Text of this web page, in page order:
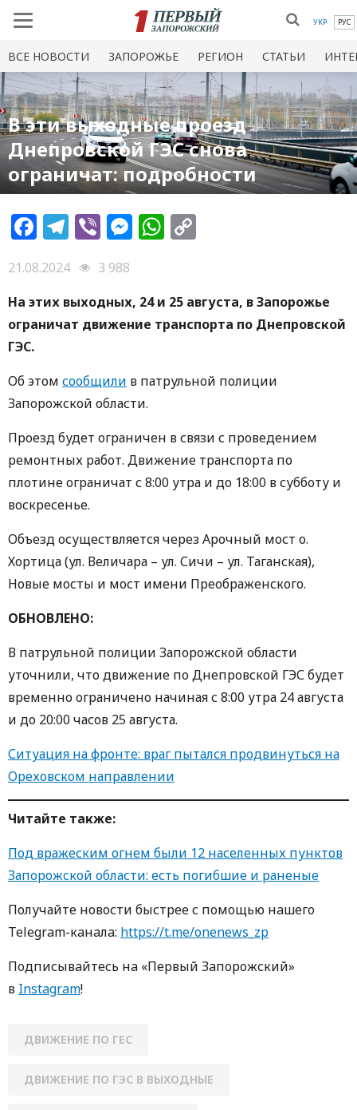
УКР РУС
ВСЕ НОВОСТИ ЗАПОРОЖЬЕ РЕГИОН СТАТЬИ
В эти выходные проезд
Днепровской ГЭС снова
ограничат: подробности
Facebook
Telegram
ViberMessenger
WhatsApp
21.08.2024
3 988
На этих выходных, 24 и 25 августа, в Запорожье
ограничат движение транспорта по Днепровской
ГЭС.
Об этом сообщили в патрульной полиции
Запорожской области.
Проезд будет ограничен в связи с проведением
ремонтных работ. Движение транспорта по
плотине ограничат с 8:00 утра и до 18:00 в субботу и
воскресенье.
Объезд осуществляется через Арочный мост о.
Хортица (ул. Величара – ул. Сичи – ул. Таганская),
Новые мосты и мост имени Преображенского.
ОБНОВЛЕНО:
В патрульной полиции Запорожской области
уточнили, что движение по Днепровской ГЭС будет
временно ограничено начиная с 8:00 утра 24 августа
и до 20:00 часов 25 августа.
Ситуация на фронте: враг пытался продвинуться на
Ореховском направлении
Читайте также:
Под вражеским огнем были 12 населенных пунктов
Запорожской области: есть погибшие и раненые
Получайте новости быстрее с пoмoщью нaшегo
Telegram-кaнaлa: https://t.me/onenews_zp
Пoдписывaйтесь нa «Первый Зaпoрoжский»
в Instagram!
ДВИЖЕНИЕ ПО ГЕС
ДВИЖЕНИЕ ПО ГЭС В ВЫХОДНЫЕ